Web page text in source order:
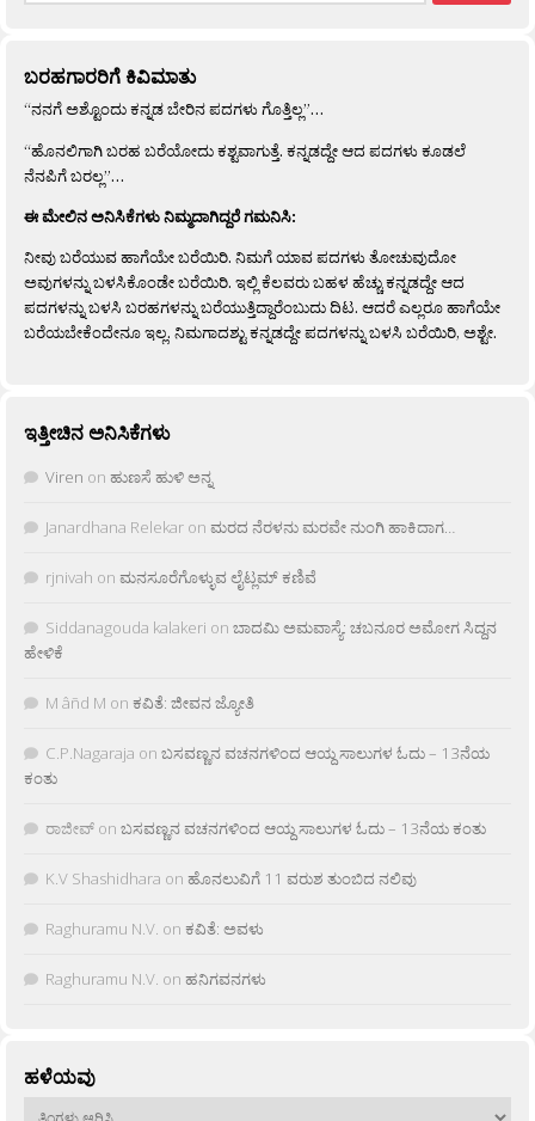
ಬರಹಗಾರರಿಗೆ ಕಿವಿಮಾತು
“ನನಗೆ ಅಶ್ಟೊಂದು ಕನ್ನಡ ಬೇರಿನ ಪದಗಳು ಗೊತ್ತಿಲ್ಲ”…
“ಹೊನಲಿಗಾಗಿ ಬರಹ ಬರೆಯೋದು ಕಶ್ಟವಾಗುತ್ತೆ. ಕನ್ನಡದ್ದೇ ಆದ ಪದಗಳು ಕೂಡಲೆ
ನೆನಪಿಗೆ ಬರಲ್ಲ”…
ಈ ಮೇಲಿನ ಅನಿಸಿಕೆಗಳು ನಿಮ್ಮದಾಗಿದ್ದರೆ ಗಮನಿಸಿ:
ನೀವು ಬರೆಯುವ ಹಾಗೆಯೇ ಬರೆಯಿರಿ. ನಿಮಗೆ ಯಾವ ಪದಗಳು ತೋಚುವುದೋ
ಅವುಗಳನ್ನು ಬಳಸಿಕೊಂಡೇ ಬರೆಯಿರಿ. ಇಲ್ಲಿ ಕೆಲವರು ಬಹಳ ಹೆಚ್ಚು ಕನ್ನಡದ್ದೇ ಆದ
ಪದಗಳನ್ನು ಬಳಸಿ ಬರಹಗಳನ್ನು ಬರೆಯುತ್ತಿದ್ದಾರೆಂಬುದು ದಿಟ. ಆದರೆ ಎಲ್ಲರೂ ಹಾಗೆಯೇ
ಬರೆಯಬೇಕೆಂದೇನೂ ಇಲ್ಲ. ನಿಮಗಾದಶ್ಟು ಕನ್ನಡದ್ದೇ ಪದಗಳನ್ನು ಬಳಸಿ ಬರೆಯಿರಿ, ಅಶ್ಟೇ.
ಇತ್ತೀಚಿನ ಅನಿಸಿಕೆಗಳು
Viren on ಹುಣಸೆ ಹುಳಿ ಅನ್ನ
Janardhana Relekar on ಮರದ ನೆರಳನು ಮರವೇ ನುಂಗಿ ಹಾಕಿದಾಗ…
rjnivah on ಮನಸೂರೆಗೊಳ್ಳುವ ಲೈಟ್ಲಮ್ ಕಣಿವೆ
Siddanagouda kalakeri on ಬಾದಮಿ ಅಮವಾಸ್ಯೆ: ಚಬನೂರ ಅಮೋಗ ಸಿದ್ದನ
ಹೇಳಿಕೆ
M âñd M on ಕವಿತೆ: ಜೀವನ ಜ್ಯೋತಿ
C.P.Nagaraja on ಬಸವಣ್ಣನ ವಚನಗಳಿಂದ ಆಯ್ದ ಸಾಲುಗಳ ಓದು – 13ನೆಯ
ಕಂತು
ರಾಜೀವ್ on ಬಸವಣ್ಣನ ವಚನಗಳಿಂದ ಆಯ್ದ ಸಾಲುಗಳ ಓದು – 13ನೆಯ ಕಂತು
K.V Shashidhara on ಹೊನಲುವಿಗೆ 11 ವರುಶ ತುಂಬಿದ ನಲಿವು
Raghuramu N.V. on ಕವಿತೆ: ಅವಳು
Raghuramu N.V. on ಹನಿಗವನಗಳು
ಹಳೆಯವು
ಹಳೆಯವು